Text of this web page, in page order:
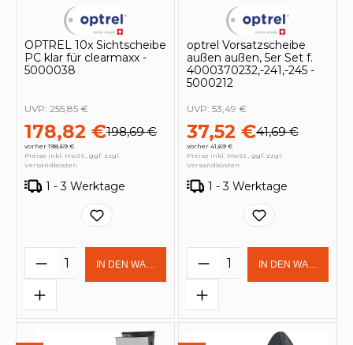
OPTREL 10x Sichtscheibe
PC klar für clearmaxx -
5000038
178,82 €198,69 €
vorher 198,69 €
UVP: 255,85 €
Preise inkl. MwSt., ggf. zzgl.
Versandkosten
1 - 3 Werktage
Produkt Anzahl: Gib den
IN DEN WARENKORB
optrel Vorsatzscheibe
außen außen, 5er Set f.
4000370232,-241,-245 -
5000212
37,52 €41,69 €
vorher 41,69 €
UVP: 53,49 €
Preise inkl. MwSt., ggf. zzgl.
Versandkosten
1 - 3 Werktage
Produkt Anzahl:
IN DEN